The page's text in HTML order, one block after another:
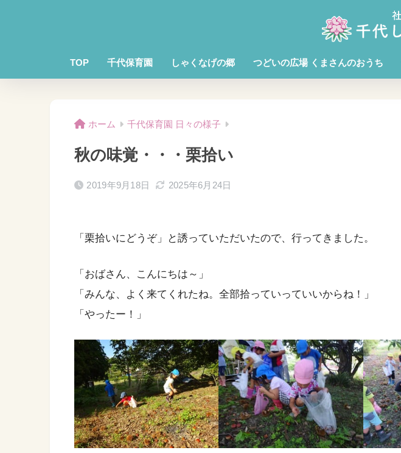
TOP 千代保育園 しゃくなげの郷 つどいの広場 くまさんのおうち
ホーム 千代保育園 日々の様子
秋の味覚・・・栗拾い
2019年9月18日 2025年6月24日
「栗拾いにどうぞ」と誘っていただいたので、行ってきました。
「おばさん、こんにちは～」
「みんな、よく来てくれたね。全部拾っていっていいからね！」
「やったー！」